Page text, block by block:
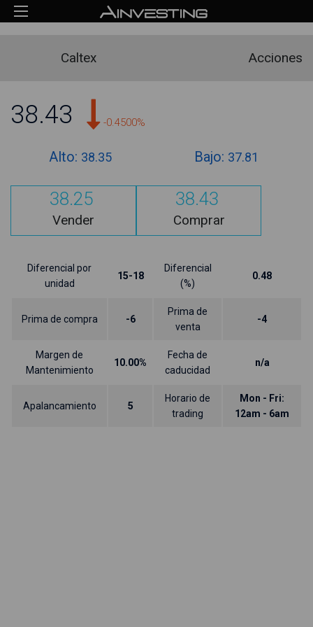
Caltex Acciones
38.43 -0.4500%
Alto: 38.35 Bajo: 37.81
38.25
Vender
38.43
Comprar
Diferencial por
unidad
15-18
Diferencial
(%)
0.48
Prima de compra -6
Prima de
venta
-4
Margen de
Mantenimiento
10.00%
Fecha de
caducidad
n/a
Apalancamiento 5
Horario de
trading
Mon - Fri:
12am - 6am